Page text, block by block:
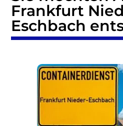
Frankfurt
Eschbach